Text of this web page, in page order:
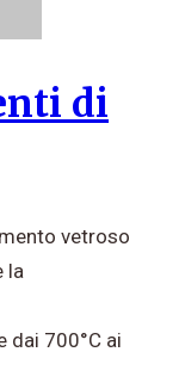
di
vetroso
la
dai 700°C ai